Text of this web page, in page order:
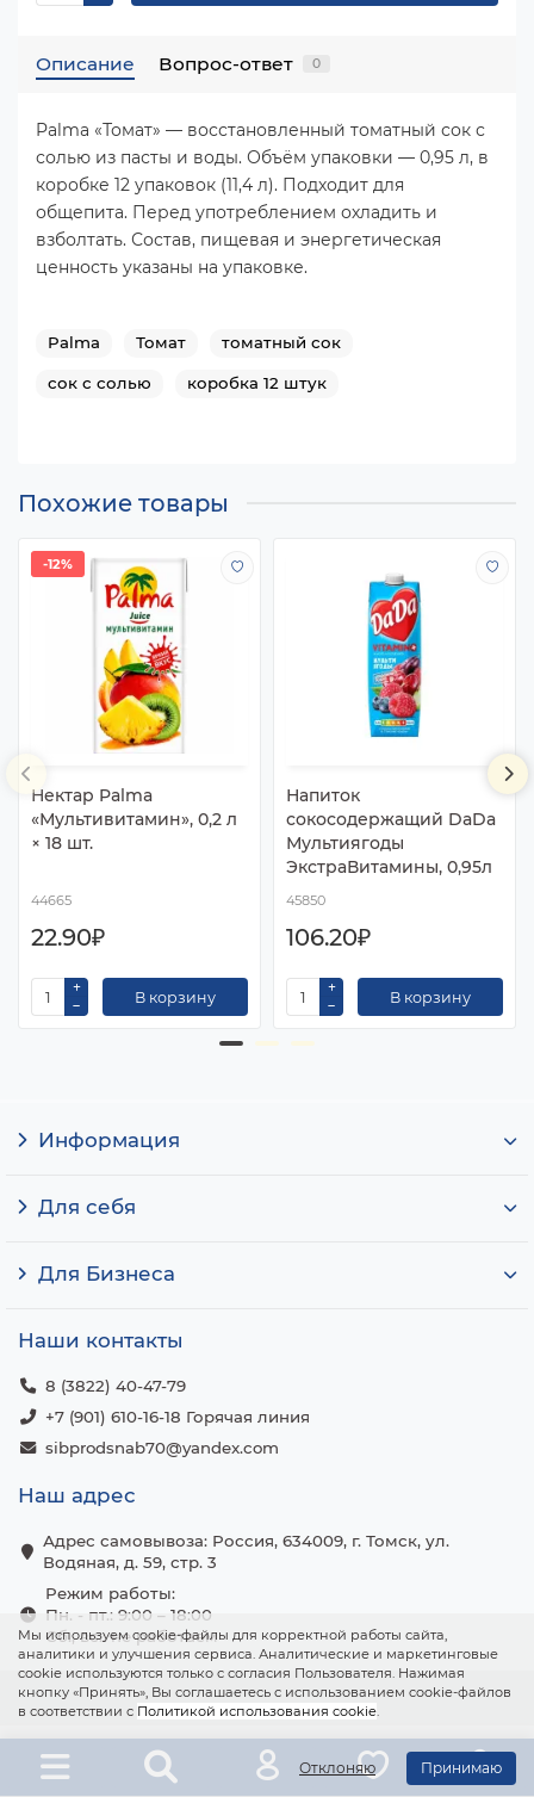
Описание Вопрос-ответ 0
Palma «Томат» — восстановленный томатный сок с
солью из пасты и воды. Объём упаковки — 0,95 л, в
коробке 12 упаковок (11,4 л). Подходит для
общепита. Перед употреблением охладить и
взболтать. Состав, пищевая и энергетическая
ценность указаны на упаковке.
Palma Томат томатный сок
сок с солью коробка 12 штук
Похожие товары
-12%
Нектар Palma
«Мультивитамин», 0,2 л
× 18 шт.
44665
22.90₽
В корзину
Напиток
сокосодержащий DaDa
Мультиягоды
ЭкстраВитамины, 0,95л
45850
106.20₽
В корзину
Мы используем cookie-файлы для корректной работы сайта,
аналитики и улучшения сервиса. Аналитические и маркетинговые
cookie используются только с согласия Пользователя. Нажимая
кнопку «Принять», Вы соглашаетесь с использованием cookie-файлов
в соответствии с Политикой использования cookie.
Отклоняю Принимаю
Информация
Для себя
Для Бизнеса
Наши контакты
8 (3822) 40-47-79
+7 (901) 610-16-18 Горячая линия
sibprodsnab70@yandex.com
Наш адрес
Адрес самовывоза: Россия, 634009, г. Томск, ул.
Водяная, д. 59, стр. 3
Режим работы:
Пн. - пт.: 9:00 – 18:00
Сб., вс.: не работаем